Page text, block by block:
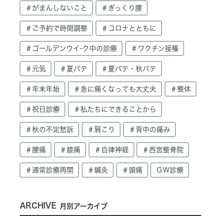
＃がまんしないこと ＃ぎっくり腰
＃ご予約で時間調整 ＃コロナとともに
＃ゴールデンウイ-ク中の診療 ＃ワクチン接種
＃元気 ＃夏バテ ＃夏バテ・秋バテ
＃年末年始 ＃急に痛くなっても大丈夫 ＃整体
＃祝日診療 ＃私たちにできることから
＃秋の不定愁訴 ＃肩こり ＃背中の痛み
＃腰痛 ＃膝痛 ＃自律神経 ＃西宮整骨院
＃通常診療再開 ＃鍼灸 ＃頭痛 ＧＷ診療
ARCHIVE 月別アーカイブ